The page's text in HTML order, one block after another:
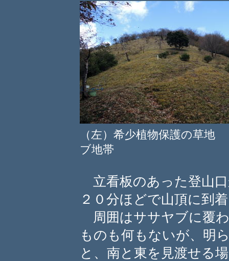
（左）希少植物保護の草
ブ地帯
立看板のあった登山
２０分ほどで山頂に到
周囲はササヤブに覆
ものも何もないが、明
と、南と東を見渡せる